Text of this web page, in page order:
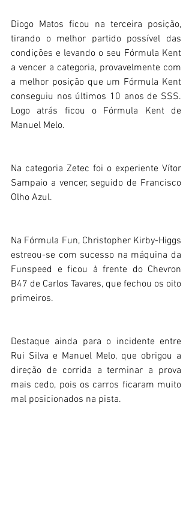
Diogo Matos ficou na terceira posição,
tirando o melhor partido possível das
condições e levando o seu Fórmula Kent
a vencer a categoria, provavelmente com
a melhor posição que um Fórmula Kent
conseguiu nos últimos 10 anos de SSS.
Logo atrás ficou o Fórmula Kent de
Manuel Melo.
Na categoria Zetec foi o experiente Vítor
Sampaio a vencer, seguido de Francisco
Olho Azul.
Na Fórmula Fun, Christopher Kirby-Higgs
estreou-se com sucesso na máquina da
Funspeed e ficou à frente do Chevron
B47 de Carlos Tavares, que fechou os oito
primeiros.
Destaque ainda para o incidente entre
Rui Silva e Manuel Melo, que obrigou a
direção de corrida a terminar a prova
mais cedo, pois os carros ficaram muito
mal posicionados na pista.